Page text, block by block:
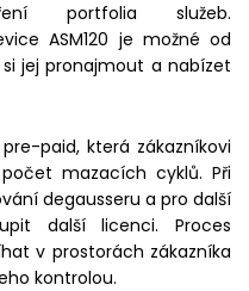
portfolia služeb.
ASM120 je možné od
jej pronajmout a nabízet
paid, která zákazníkovi
mazacích cyklů. Při
degausseru a pro další
další licenci. Proces
v prostorách zákazníka
kontrolou.